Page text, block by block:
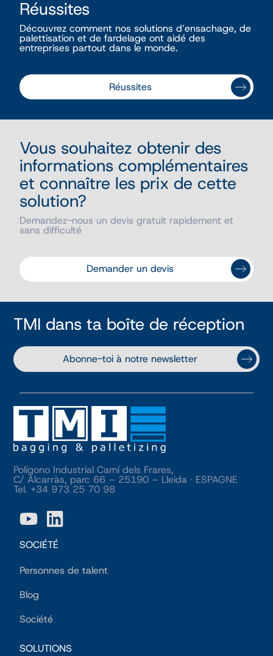
Réussites
Découvrez comment nos solutions d’ensachage, de
palettisation et de fardelage ont aidé des
entreprises partout dans le monde.
Réussites
Vous souhaitez obtenir des
informations complémentaires
et connaître les prix de cette
solution?
Demandez-nous un devis gratuit rapidement et
sans difficulté
Demander un devis
TMI dans ta boîte de réception
Abonne-toi à notre newsletter
Polígono Industrial Camí dels Frares,
C/ Alcarràs, parc 66 – 25190 – Lleida · ESPAGNE
Tel. +34 973 25 70 98
SOCIÉTÉ
Personnes de talent
Blog
Société
SOLUTIONS